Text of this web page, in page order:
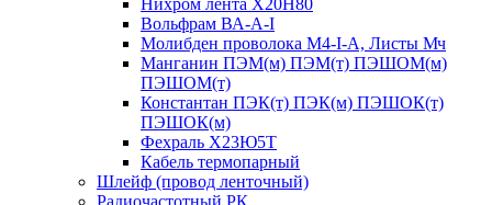
Нихром лента Х20Н80
Вольфрам ВА-А-I
Молибден проволока М4-I-А, Листы Мч
Манганин ПЭМ(м) ПЭМ(т) ПЭШОМ(м)
ПЭШОМ(т)
Константан ПЭК(т) ПЭК(м) ПЭШОК(т)
ПЭШОК(м)
Фехраль Х23Ю5Т
Кабель термопарный
Шлейф (провод ленточный)
Радиочастотный РК